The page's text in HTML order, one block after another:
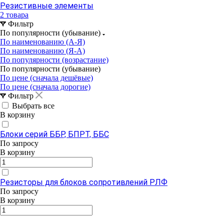
Резистивные элементы
2 товара
Фильтр
По популярности (убывание)
По наименованию (А-Я)
По наименованию (Я-А)
По популярности (возрастание)
По популярности (убывание)
По цене (сначала дешёвые)
По цене (сначала дорогие)
Фильтр
Выбрать все
В корзину
Блоки серий ББР, БПРТ, ББС
По запросу
В корзину
Резисторы для блоков сопротивлений РЛФ
По запросу
В корзину